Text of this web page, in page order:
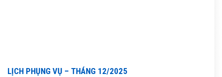
LỊCH PHỤNG VỤ – THÁNG 12/2025